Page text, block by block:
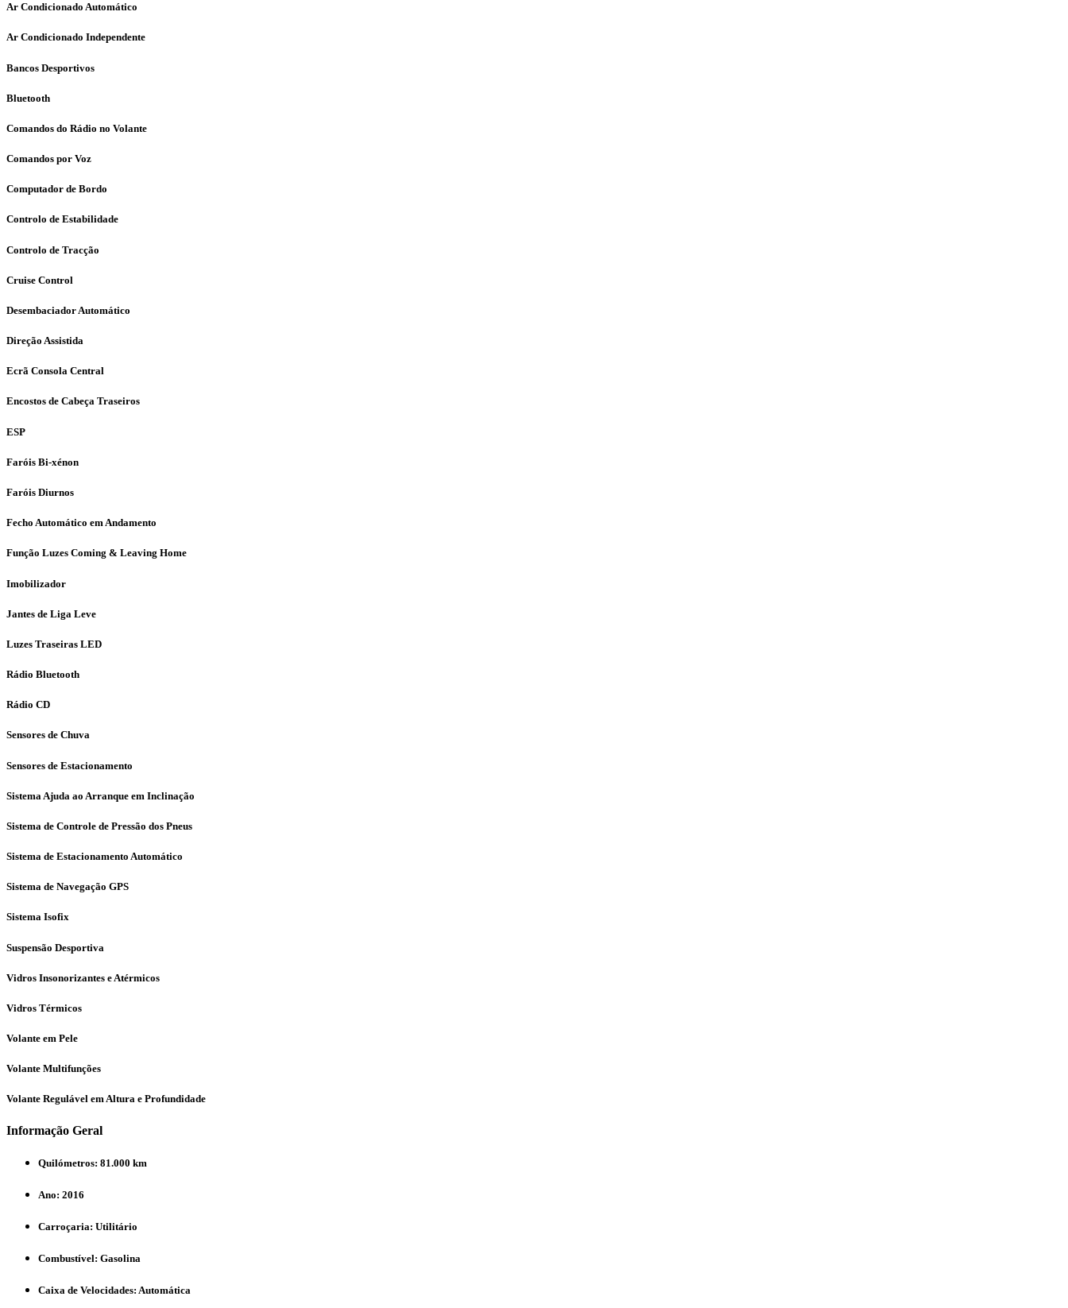
Ar Condicionado Automático
Ar Condicionado Independente
Bancos Desportivos
Bluetooth
Comandos do Rádio no Volante
Comandos por Voz
Computador de Bordo
Controlo de Estabilidade
Controlo de Tracção
Cruise Control
Desembaciador Automático
Direção Assistida
Ecrã Consola Central
Encostos de Cabeça Traseiros
ESP
Faróis Bi-xénon
Faróis Diurnos
Fecho Automático em Andamento
Função Luzes Coming & Leaving Home
Imobilizador
Jantes de Liga Leve
Luzes Traseiras LED
Rádio Bluetooth
Rádio CD
Sensores de Chuva
Sensores de Estacionamento
Sistema Ajuda ao Arranque em Inclinação
Sistema de Controle de Pressão dos Pneus
Sistema de Estacionamento Automático
Sistema de Navegação GPS
Sistema Isofix
Suspensão Desportiva
Vidros Insonorizantes e Atérmicos
Vidros Térmicos
Volante em Pele
Volante Multifunções
Volante Regulável em Altura e Profundidade
Informação Geral
Quilómetros: 81.000 km
Ano: 2016
Carroçaria: Utilitário
Combustível: Gasolina
Caixa de Velocidades: Automática